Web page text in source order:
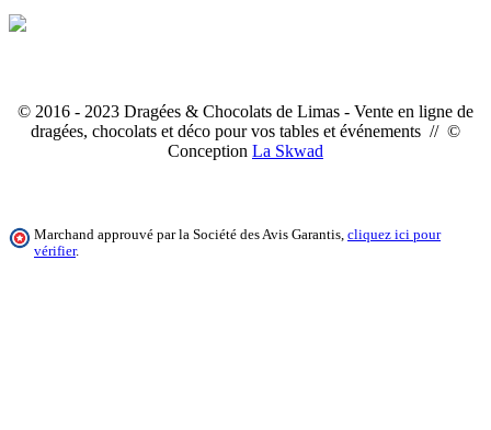
© 2016 - 2023 Dragées & Chocolats de Limas - Vente en ligne de
dragées, chocolats et déco pour vos tables et événements // ©
Conception La Skwad
Marchand approuvé par la Société des Avis Garantis, cliquez ici pour
vérifier.